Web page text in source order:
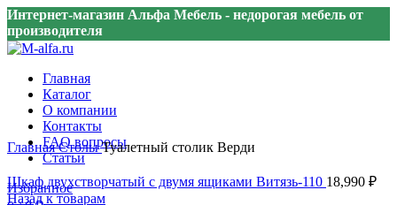
Интернет-магазин Альфа Мебель - недорогая мебель от
производителя
Главная
Каталог
О компании
Контакты
FAQ вопросы
Статьи
Избранное
Нажмите, чтобы увеличить
ГлавнаяСтолыТуалетный столик Верди
Шкаф двухстворчатый с двумя ящиками Витязь-110 18,990 ₽
Назад к товарам